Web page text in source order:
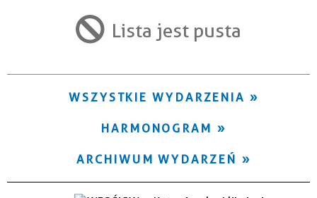
Trwające w zakresie Lista jest pusta
WSZYSTKIE WYDARZENIA
HARMONOGRAM
ARCHIWUM WYDARZEŃ